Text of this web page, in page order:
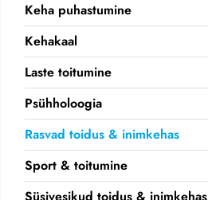
Keha puhastumine
Kehakaal
Laste toitumine
Psühholoogia
Rasvad toidus & inimkehas
Sport & toitumine